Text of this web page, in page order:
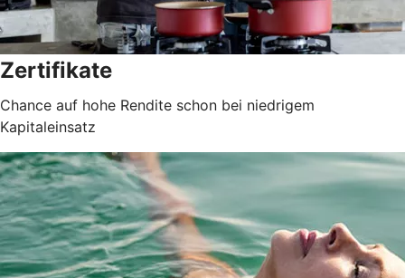
Zertifikate
Chance auf hohe Rendite schon bei niedrigem
Kapitaleinsatz